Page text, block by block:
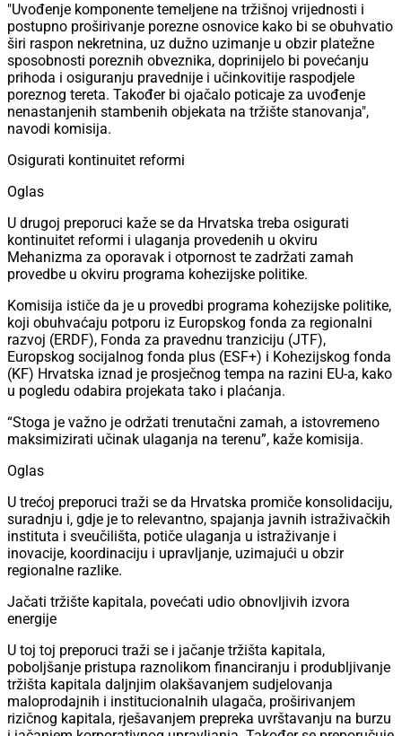
"Uvođenje komponente temeljene na tržišnoj vrijednosti i
postupno proširivanje porezne osnovice kako bi se obuhvatio
širi raspon nekretnina, uz dužno uzimanje u obzir platežne
sposobnosti poreznih obveznika, doprinijelo bi povećanju
prihoda i osiguranju pravednije i učinkovitije raspodjele
poreznog tereta. Također bi ojačalo poticaje za uvođenje
nenastanjenih stambenih objekata na tržište stanovanja",
navodi komisija.
Osigurati kontinuitet reformi
Oglas
U drugoj preporuci kaže se da Hrvatska treba osigurati
kontinuitet reformi i ulaganja provedenih u okviru
Mehanizma za oporavak i otpornost te zadržati zamah
provedbe u okviru programa kohezijske politike.
Komisija ističe da je u provedbi programa kohezijske politike,
koji obuhvaćaju potporu iz Europskog fonda za regionalni
razvoj (ERDF), Fonda za pravednu tranziciju (JTF),
Europskog socijalnog fonda plus (ESF+) i Kohezijskog fonda
(KF) Hrvatska iznad je prosječnog tempa na razini EU-a, kako
u pogledu odabira projekata tako i plaćanja.
“Stoga je važno je održati trenutačni zamah, a istovremeno
maksimizirati učinak ulaganja na terenu”, kaže komisija.
Oglas
U trećoj preporuci traži se da Hrvatska promiče konsolidaciju,
suradnju i, gdje je to relevantno, spajanja javnih istraživačkih
instituta i sveučilišta, potiče ulaganja u istraživanje i
inovacije, koordinaciju i upravljanje, uzimajući u obzir
regionalne razlike.
Jačati tržište kapitala, povećati udio obnovljivih izvora
energije
U toj toj preporuci traži se i jačanje tržišta kapitala,
poboljšanje pristupa raznolikom financiranju i produbljivanje
tržišta kapitala daljnjim olakšavanjem sudjelovanja
maloprodajnih i institucionalnih ulagača, proširivanjem
rizičnog kapitala, rješavanjem prepreka uvrštavanju na burzu